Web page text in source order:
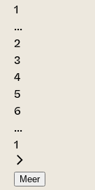
1
...
2
3
4
5
6
...
1
Meer